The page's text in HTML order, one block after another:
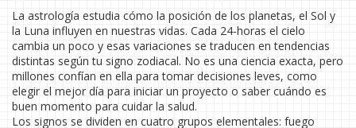
La astrología estudia cómo la posición de los planetas, el Sol y
la Luna influyen en nuestras vidas. Cada 24‑horas el cielo
cambia un poco y esas variaciones se traducen en tendencias
distintas según tu signo zodiacal. No es una ciencia exacta, pero
millones confían en ella para tomar decisiones leves, como
elegir el mejor día para iniciar un proyecto o saber cuándo es
buen momento para cuidar la salud.
Los signos se dividen en cuatro grupos elementales: fuego